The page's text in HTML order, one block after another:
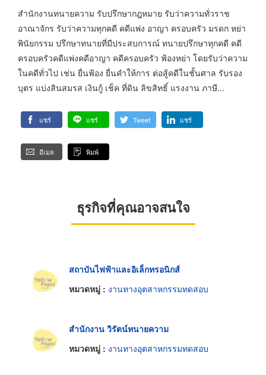
สำนักงานทนายความ รับปรึกษากฎหมาย รับว่าความทั่วราช
อาณาจักร รับว่าความทุกคดี คดีแพ่ง อาญา ครอบครัว มรดก หย่า
พินัยกรรม ปรึกษาทนายที่มีประสบการณ์ ทนายปรึกษาทุกคดี คดี
ครอบครัวคดีแพ่งคดีอาญา คดีครอบครัว ฟ้องหย่า โดยรับว่าความ
ในคดีทั่วไป เช่น ยื่นฟ้อง ยื่นคำให้การ ต่อสู้คดีในชั้นศาล รับรอง
บุตร แบ่งสินสมรส เงินกู้ เช็ค ที่ดิน ลิขสิทธิ์ แรงงาน ภาษี...
แชร์ แชร์ Tweet แชร์
อีเมล พิมพ์
ธุรกิจที่คุณอาจสนใจ
สถาบันไฟฟ้าและอิเล็กทรอนิกส์
หมวดหมู่ : งานทางอุตสาหกรรมทดสอบ
สำนักงาน วิรัตน์ทนายความ
หมวดหมู่ : งานทางอุตสาหกรรมทดสอบ